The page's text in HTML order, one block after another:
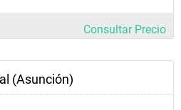
Consultar Precio
(Asunción)